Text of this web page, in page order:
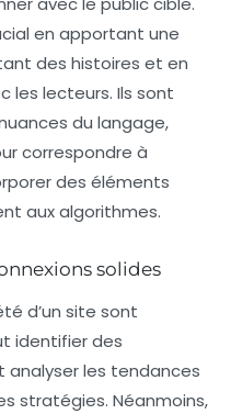
en apportant une
des histoires et en
les lecteurs. Ils sont
du langage,
correspondre à
des éléments
aux algorithmes.
solides
d’un site sont
identifier des
analyser les tendances
stratégies. Néanmoins,